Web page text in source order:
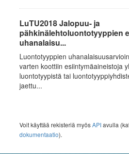
LuTU2018 Jalopuu- ja
pähkinälehtoluontotyyppien
uhanalaisu...
Luontotyyppien
varten koottiin esiintymäaineistoja
luontotyypistä tai
jaettu...
Voit käyttää rekisteriä myösAPIavulla
dokumentaatio).